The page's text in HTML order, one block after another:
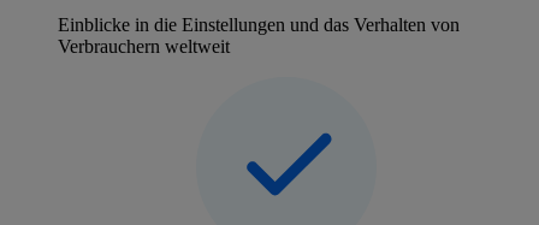
Einblicke in die Einstellungen und das Verhalten von
Verbrauchern weltweit